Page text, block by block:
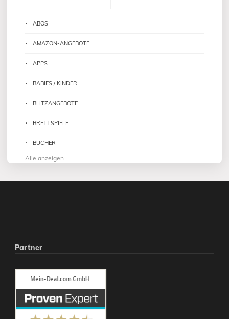
ABOS
AMAZON-ANGEBOTE
APPS
BABIES / KINDER
BLITZANGEBOTE
BRETTSPIELE
BÜCHER
Alle anzeigen
Partner